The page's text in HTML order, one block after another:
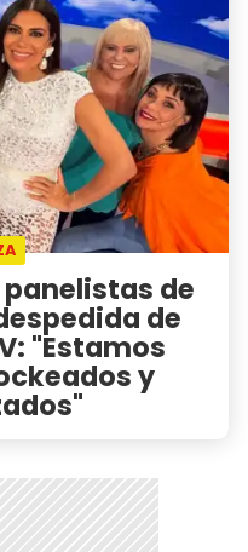
panelistas de
de
"Estamos
y